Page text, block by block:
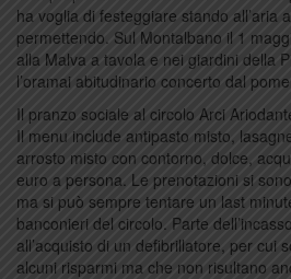
ha voglia di festeggiare stando all’aria
permettendo. Sul Montalbano il 1
alla Malva a tavola e nei giardini della
l’oramai abitudinario concerto dal
Il pranzo sociale al circolo Arci
Il menu include antipasto misto,
arrosto misto con contorno, dolce,
euro a persona. Le prenotazioni si
ma si può sempre tentare un last
banconieri del circolo. Parte
all’acquisto di un defibrillatore, per cui
alcuni risparmi ma che non risultano